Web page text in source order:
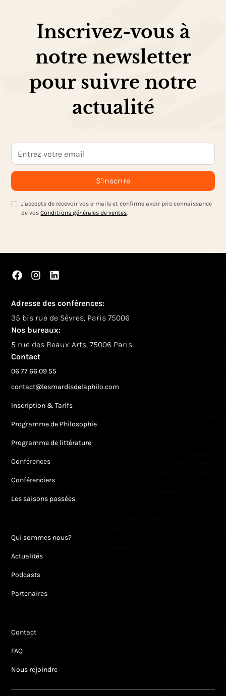
Inscrivez-vous à
notre newsletter
pour suivre notre
actualité
J'accepte de recevoir vos e-mails et confirme avoir pris connaissance
de vosConditions générales de ventes.
Adresse des conférences:
35 bis rue de Sèvres, Paris 75006
Nos bureaux:
5 rue des Beaux-Arts, 75006 Paris
Contact
06 77 66 09 55
contact@lesmardisdelaphilo.com
Inscription & Tarifs
Programme de Philosophie
Programme de littérature
Conférences
Conférenciers
Les saisons passées
Qui sommes nous?
Actualités
Podcasts
Partenaires
Contact
FAQ
Nous rejoindre